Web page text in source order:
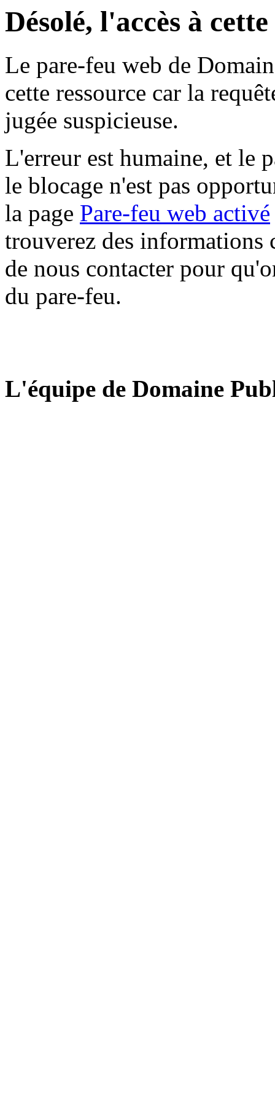
Désolé, l'accès à
Le pare-feu web de
cette ressource car la
jugée suspicieuse.
L'erreur est humaine, et le
le blocage n'est pas
la page Pare-feu web activé
trouverez des informations
de nous contacter pour
du pare-feu.
L'équipe de Domaine